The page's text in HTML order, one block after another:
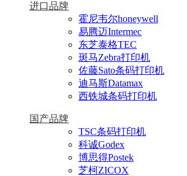
进口品牌
霍尼韦尔honeywell
易腾迈Intermec
东芝泰格TEC
斑马Zebra打印机
佐藤Sato条码打印机
迪马斯Datamax
西铁城条码打印机
国产品牌
TSC条码打印机
科诚Godex
博思得Postek
芝柯ZICOX